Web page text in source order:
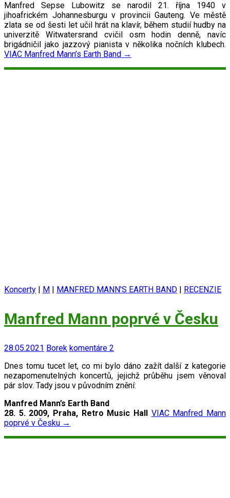
Manfred Sepse Lubowitz se narodil 21. října 1940 v
jihoafrickém Johannesburgu v provincii Gauteng. Ve městě
zlata se od šesti let učil hrát na klavír, během studií hudby na
univerzitě Witwatersrand cvičil osm hodin denně, navíc
brigádničil jako jazzový pianista v několika nočních klubech.
VIAC Manfred Mann’s Earth Band →
Koncerty M MANFRED MANN'S EARTH BAND RECENZIE
Manfred Mann poprvé v Česku
28.05.2021 Borek komentáre 2
Dnes tomu tucet let, co mi bylo dáno zažít další z kategorie
nezapomenutelných koncertů, jejichž průběhu jsem věnoval
pár slov. Tady jsou v původním znění:
Manfred Mann’s Earth Band
28. 5. 2009, Praha, Retro Music Hall
VIAC Manfred Mann
poprvé v Česku →